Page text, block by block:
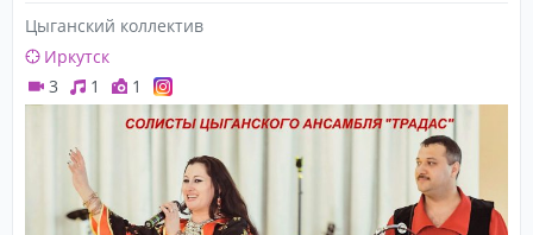
Цыганский коллектив
Иркутск
3
1 1